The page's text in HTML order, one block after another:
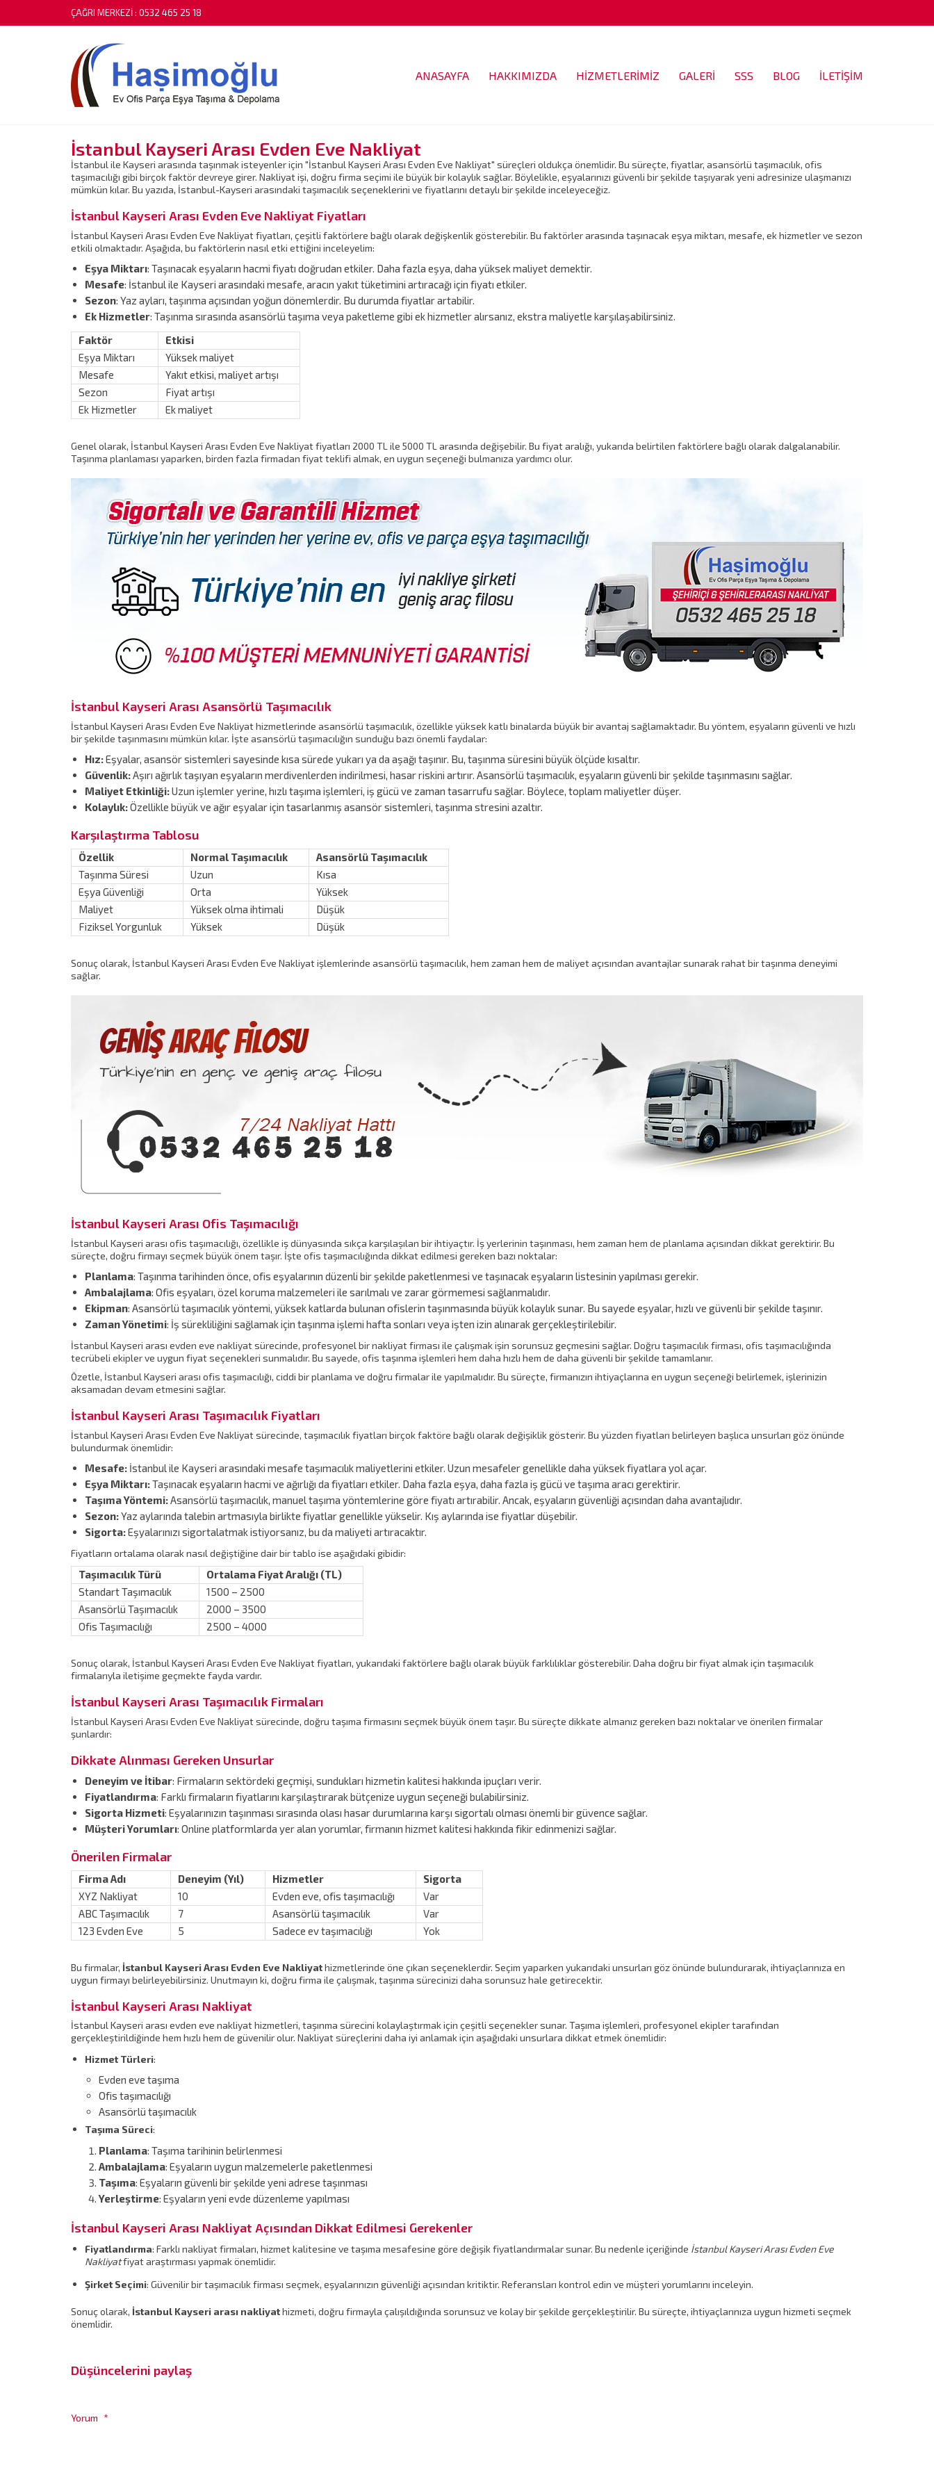
ÇAĞRI MERKEZİ : 0532 465 25 18
ANASAYFA HAKKIMIZDA HİZMETLERİMİZ GALERİ SSS BLOG İLETİŞİM
İstanbul Kayseri Arası Evden Eve Nakliyat
İstanbul ile Kayseri arasında taşınmak isteyenler için "İstanbul Kayseri Arası Evden Eve Nakliyat" süreçleri oldukça önemlidir. Bu süreçte, fiyatlar, asansörlü taşımacılık, ofis
taşımacılığı gibi birçok faktör devreye girer. Nakliyat işi, doğru firma seçimi ile büyük bir kolaylık sağlar. Böylelikle, eşyalarınızı güvenli bir şekilde taşıyarak yeni adresinize ulaşmanızı
mümkün kılar. Bu yazıda, İstanbul-Kayseri arasındaki taşımacılık seçeneklerini ve fiyatlarını detaylı bir şekilde inceleyeceğiz.
İstanbul Kayseri Arası Evden Eve Nakliyat Fiyatları
İstanbul Kayseri Arası Evden Eve Nakliyat fiyatları, çeşitli faktörlere bağlı olarak değişkenlik gösterebilir. Bu faktörler arasında taşınacak eşya miktarı, mesafe, ek hizmetler ve sezon
etkili olmaktadır. Aşağıda, bu faktörlerin nasıl etki ettiğini inceleyelim:
Eşya Miktarı: Taşınacak eşyaların hacmi fiyatı doğrudan etkiler. Daha fazla eşya, daha yüksek maliyet demektir.
Mesafe: İstanbul ile Kayseri arasındaki mesafe, aracın yakıt tüketimini artıracağı için fiyatı etkiler.
Sezon: Yaz ayları, taşınma açısından yoğun dönemlerdir. Bu durumda fiyatlar artabilir.
Ek Hizmetler: Taşınma sırasında asansörlü taşıma veya paketleme gibi ek hizmetler alırsanız, ekstra maliyetle karşılaşabilirsiniz.
Faktör
Etkisi
Eşya Miktarı
Yüksek maliyet
Mesafe
Yakıt etkisi, maliyet artışı
Sezon
Fiyat artışı
Ek Hizmetler
Ek maliyet
Genel olarak, İstanbul Kayseri Arası Evden Eve Nakliyat fiyatları 2000 TL ile 5000 TL arasında değişebilir. Bu fiyat aralığı, yukarıda belirtilen faktörlere bağlı olarak dalgalanabilir.
Taşınma planlaması yaparken, birden fazla firmadan fiyat teklifi almak, en uygun seçeneği bulmanıza yardımcı olur.
İstanbul Kayseri Arası Asansörlü Taşımacılık
İstanbul Kayseri Arası Evden Eve Nakliyat hizmetlerinde asansörlü taşımacılık, özellikle yüksek katlı binalarda büyük bir avantaj sağlamaktadır. Bu yöntem, eşyaların güvenli ve hızlı
bir şekilde taşınmasını mümkün kılar. İşte asansörlü taşımacılığın sunduğu bazı önemli faydalar:
Hız:Eşyalar, asansör sistemleri sayesinde kısa sürede yukarı ya da aşağı taşınır. Bu, taşınma süresini büyük ölçüde kısaltır.
Güvenlik:Aşırı ağırlık taşıyan eşyaların merdivenlerden indirilmesi, hasar riskini artırır. Asansörlü taşımacılık, eşyaların güvenli bir şekilde taşınmasını sağlar.
Maliyet Etkinliği:Uzun işlemler yerine, hızlı taşıma işlemleri, iş gücü ve zaman tasarrufu sağlar. Böylece, toplam maliyetler düşer.
Kolaylık:Özellikle büyük ve ağır eşyalar için tasarlanmış asansör sistemleri, taşınma stresini azaltır.
Karşılaştırma Tablosu
Özellik Normal Taşımacılık
Asansörlü Taşımacılık
Taşınma Süresi
Uzun
Kısa
Eşya Güvenliği
Orta
Yüksek
Maliyet
Yüksek olma ihtimali
Düşük
Fiziksel Yorgunluk
Yüksek Düşük
Sonuç olarak, İstanbul Kayseri Arası Evden Eve Nakliyat işlemlerinde asansörlü taşımacılık, hem zaman hem de maliyet açısından avantajlar sunarak rahat bir taşınma deneyimi
sağlar.
İstanbul Kayseri Arası Ofis Taşımacılığı
İstanbul Kayseri arası ofis taşımacılığı, özellikle iş dünyasında sıkça karşılaşılan bir ihtiyaçtır. İş yerlerinin taşınması, hem zaman hem de planlama açısından dikkat gerektirir. Bu
süreçte, doğru firmayı seçmek büyük önem taşır. İşte ofis taşımacılığında dikkat edilmesi gereken bazı noktalar:
Planlama: Taşınma tarihinden önce, ofis eşyalarının düzenli bir şekilde paketlenmesi ve taşınacak eşyaların listesinin yapılması gerekir.
Ambalajlama: Ofis eşyaları, özel koruma malzemeleri ile sarılmalı ve zarar görmemesi sağlanmalıdır.
Ekipman: Asansörlü taşımacılık yöntemi, yüksek katlarda bulunan ofislerin taşınmasında büyük kolaylık sunar. Bu sayede eşyalar, hızlı ve güvenli bir şekilde taşınır.
Zaman Yönetimi: İş sürekliliğini sağlamak için taşınma işlemi hafta sonları veya işten izin alınarak gerçekleştirilebilir.
İstanbul Kayseri arası evden eve nakliyat sürecinde, profesyonel bir nakliyat firması ile çalışmak işin sorunsuz geçmesini sağlar. Doğru taşımacılık firması, ofis taşımacılığında
tecrübeli ekipler ve uygun fiyat seçenekleri sunmalıdır. Bu sayede, ofis taşınma işlemleri hem daha hızlı hem de daha güvenli bir şekilde tamamlanır.
Özetle, İstanbul Kayseri arası ofis taşımacılığı, ciddi bir planlama ve doğru firmalar ile yapılmalıdır. Bu süreçte, firmanızın ihtiyaçlarına en uygun seçeneği belirlemek, işlerinizin
aksamadan devam etmesini sağlar.
İstanbul Kayseri Arası Taşımacılık Fiyatları
İstanbul Kayseri Arası Evden Eve Nakliyat sürecinde, taşımacılık fiyatları birçok faktöre bağlı olarak değişiklik gösterir. Bu yüzden fiyatları belirleyen başlıca unsurları göz önünde
bulundurmak önemlidir:
Mesafe: İstanbul ile Kayseri arasındaki mesafe taşımacılık maliyetlerini etkiler. Uzun mesafeler genellikle daha yüksek fiyatlara yol açar.
Eşya Miktarı:Taşınacak eşyaların hacmi ve ağırlığı da fiyatları etkiler. Daha fazla eşya, daha fazla iş gücü ve taşıma aracı gerektirir.
Taşıma Yöntemi:Asansörlü taşımacılık, manuel taşıma yöntemlerine göre fiyatı artırabilir. Ancak, eşyaların güvenliği açısından daha avantajlıdır.
Sezon:Yaz aylarında talebin artmasıyla birlikte fiyatlar genellikle yükselir. Kış aylarında ise fiyatlar düşebilir.
Sigorta:Eşyalarınızı sigortalatmak istiyorsanız, bu da maliyeti artıracaktır.
Fiyatların ortalama olarak nasıl değiştiğine dair bir tablo ise aşağıdaki gibidir:
Taşımacılık Türü
Ortalama Fiyat Aralığı (TL)
Standart Taşımacılık
1500 – 2500
Asansörlü Taşımacılık
2000 – 3500
Ofis Taşımacılığı
2500 – 4000
Sonuç olarak, İstanbul Kayseri Arası Evden Eve Nakliyat fiyatları, yukarıdaki faktörlere bağlı olarak büyük farklılıklar gösterebilir. Daha doğru bir fiyat almak için taşımacılık
firmalarıyla iletişime geçmekte fayda vardır.
İstanbul Kayseri Arası Taşımacılık Firmaları
İstanbul Kayseri Arası Evden Eve Nakliyat sürecinde, doğru taşıma firmasını seçmek büyük önem taşır. Bu süreçte dikkate almanız gereken bazı noktalar ve önerilen firmalar
şunlardır:
Dikkate Alınması Gereken Unsurlar
Deneyim ve İtibar: Firmaların sektördeki geçmişi, sundukları hizmetin kalitesi hakkında ipuçları verir.
Fiyatlandırma: Farklı firmaların fiyatlarını karşılaştırarak bütçenize uygun seçeneği bulabilirsiniz.
Sigorta Hizmeti: Eşyalarınızın taşınması sırasında olası hasar durumlarına karşı sigortalı olması önemli bir güvence sağlar.
Müşteri Yorumları: Online platformlarda yer alan yorumlar, firmanın hizmet kalitesi hakkında fikir edinmenizi sağlar.
Önerilen Firmalar
Firma Adı Deneyim (Yıl) Hizmetler
Sigorta
XYZ Nakliyat
10 Evden eve, ofis taşımacılığı
Var
ABC Taşımacılık
7 Asansörlü taşımacılık
Var
123 Evden Eve
5 Sadece ev taşımacılığı Yok
Bu firmalar, İstanbul Kayseri Arası Evden Eve Nakliyathizmetlerinde öne çıkan seçeneklerdir. Seçim yaparken yukarıdaki unsurları göz önünde bulundurarak, ihtiyaçlarınıza en
uygun firmayı belirleyebilirsiniz. Unutmayın ki, doğru firma ile çalışmak, taşınma sürecinizi daha sorunsuz hale getirecektir.
İstanbul Kayseri Arası Nakliyat
İstanbul Kayseri arası evden eve nakliyat hizmetleri, taşınma sürecini kolaylaştırmak için çeşitli seçenekler sunar. Taşıma işlemleri, profesyonel ekipler tarafından
gerçekleştirildiğinde hem hızlı hem de güvenilir olur. Nakliyat süreçlerini daha iyi anlamak için aşağıdaki unsurlara dikkat etmek önemlidir:
Hizmet Türleri:
Evden eve taşıma
Ofis taşımacılığı
Asansörlü taşımacılık
Taşıma Süreci:
Planlama: Taşıma tarihinin belirlenmesi
Ambalajlama: Eşyaların uygun malzemelerle paketlenmesi
Taşıma: Eşyaların güvenli bir şekilde yeni adrese taşınması
Yerleştirme: Eşyaların yeni evde düzenleme yapılması
İstanbul Kayseri Arası Nakliyat Açısından Dikkat Edilmesi Gerekenler
Fiyatlandırma: Farklı nakliyat firmaları, hizmet kalitesine ve taşıma mesafesine göre değişik fiyatlandırmalar sunar. Bu nedenle içeriğinde İstanbul Kayseri Arası Evden Eve
Nakliyatfiyat araştırması yapmak önemlidir.
Şirket Seçimi: Güvenilir bir taşımacılık firması seçmek, eşyalarınızın güvenliği açısından kritiktir. Referansları kontrol edin ve müşteri yorumlarını inceleyin.
Sonuç olarak, İstanbul Kayseri arası nakliyathizmeti, doğru firmayla çalışıldığında sorunsuz ve kolay bir şekilde gerçekleştirilir. Bu süreçte, ihtiyaçlarınıza uygun hizmeti seçmek
önemlidir.
Düşüncelerini paylaş
Yorum *